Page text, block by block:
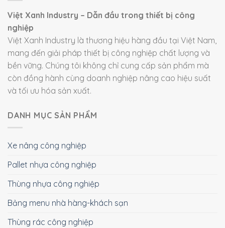
Việt Xanh Industry – Dẫn đầu trong thiết bị công
nghiệp
Việt Xanh Industry là thương hiệu hàng đầu tại Việt Nam,
mang đến giải pháp thiết bị công nghiệp chất lượng và
bền vững. Chúng tôi không chỉ cung cấp sản phẩm mà
còn đồng hành cùng doanh nghiệp nâng cao hiệu suất
và tối ưu hóa sản xuất.
DANH MỤC SẢN PHẨM
Xe nâng công nghiệp
Pallet nhựa công nghiệp
Thùng nhựa công nghiệp
Bảng menu nhà hàng-khách sạn
Thùng rác công nghiệp